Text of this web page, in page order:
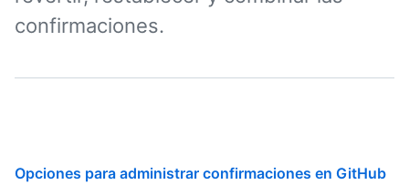
confirmaciones.
Opciones para administrar confirmaciones en GitHub